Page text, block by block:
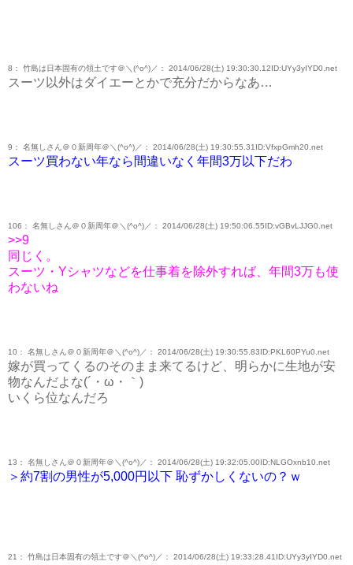
8： 竹島は日本固有の領土です＠＼(^o^)／： 2014/06/28(土) 19:30:30.12ID:UYy3yIYD0.net
スーツ以外はダイエーとかで充分だからなあ…
9： 名無しさん＠０新周年＠＼(^o^)／： 2014/06/28(土) 19:30:55.31ID:VfxpGmh20.net
スーツ買わない年なら間違いなく年間3万以下だわ
106： 名無しさん＠０新周年＠＼(^o^)／： 2014/06/28(土) 19:50:06.55ID:vGBvLJJG0.net
>>9
同じく。
スーツ・Yシャツなどを仕事着を除外すれば、年間3万も使
わないね
10： 名無しさん＠０新周年＠＼(^o^)／： 2014/06/28(土) 19:30:55.83ID:PKL60PYu0.net
嫁が買ってくるのそのまま来てるけど、明らかに生地が安
物なんだよな(´・ω・｀)
いくら位なんだろ
13： 名無しさん＠０新周年＠＼(^o^)／： 2014/06/28(土) 19:32:05.00ID:NLGOxnb10.net
＞約7割の男性が5,000円以下 恥ずかしくないの？ｗ
21： 竹島は日本固有の領土です＠＼(^o^)／： 2014/06/28(土) 19:33:28.41ID:UYy3yIYD0.net